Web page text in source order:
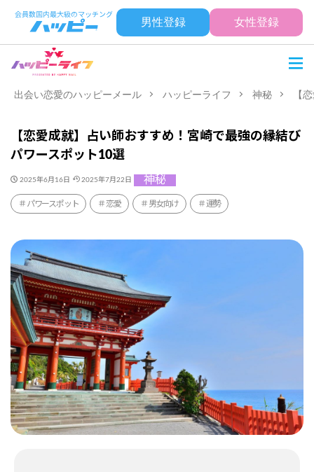
男性登録 女性登録
出会い恋愛のハッピーメール ハッピーライフ 神秘 【
【恋愛成就】占い師おすすめ！宮崎で最強の縁結び
パワースポット10選
2025年6月16日 2025年7月22日 神秘
パワースポット 恋愛 男女向け 運勢